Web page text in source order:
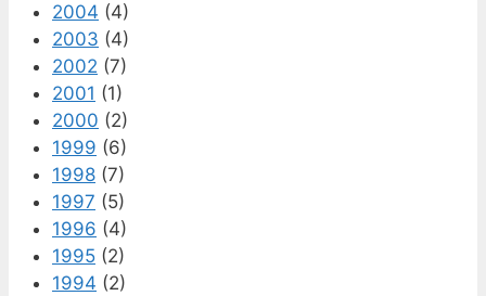
2004 (4)
2003 (4)
2002 (7)
2001 (1)
2000 (2)
1999 (6)
1998 (7)
1997 (5)
1996 (4)
1995 (2)
1994 (2)